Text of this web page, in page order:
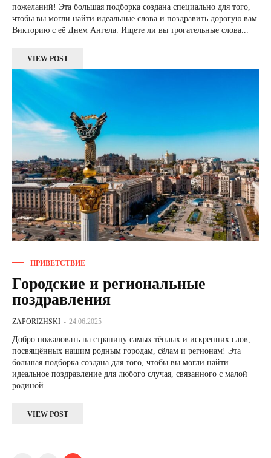
пожеланий! Эта большая подборка создана специально для того,
чтобы вы могли найти идеальные слова и поздравить дорогую вам
Викторию с её Днем Ангела. Ищете ли вы трогательные слова...
VIEW POST
ПРИВЕТСТВИЕ
Городские и региональные
поздравления
ZAPORIZHSKI - 24.06.2025
Добро пожаловать на страницу самых тёплых и искренних слов,
посвящённых нашим родным городам, сёлам и регионам! Эта
большая подборка создана для того, чтобы вы могли найти
идеальное поздравление для любого случая, связанного с малой
родиной....
VIEW POST